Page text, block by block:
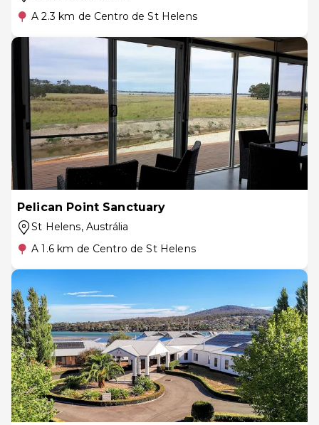
A 2.3 km de Centro de St Helens
Pelican Point Sanctuary
St Helens, Austrália
A 1.6 km de Centro de St Helens